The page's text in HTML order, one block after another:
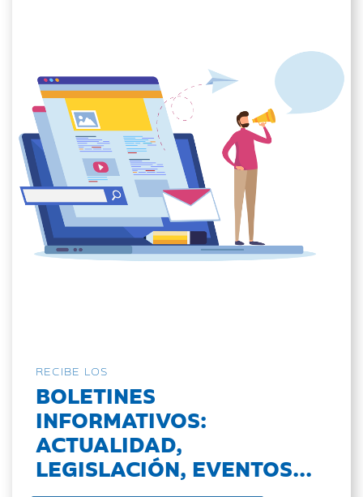
RECIBE LOS
BOLETINES
INFORMATIVOS:
ACTUALIDAD,
LEGISLACIÓN, EVENTOS...